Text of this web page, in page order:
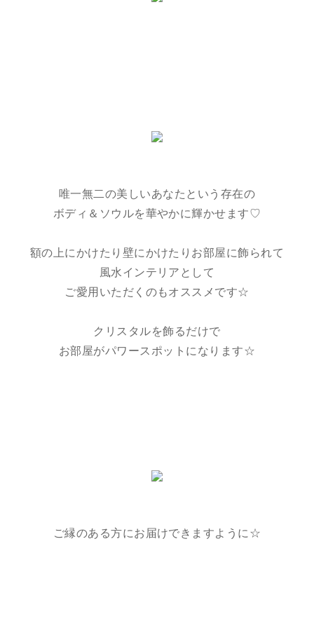
唯一無二の美しいあなたという存在の
ボディ＆ソウルを華やかに輝かせます♡
額の上にかけたり壁にかけたりお部屋に飾られて
風水インテリアとして
ご愛用いただくのもオススメです☆
クリスタルを飾るだけで
お部屋がパワースポットになります☆
ご縁のある方にお届けできますように☆